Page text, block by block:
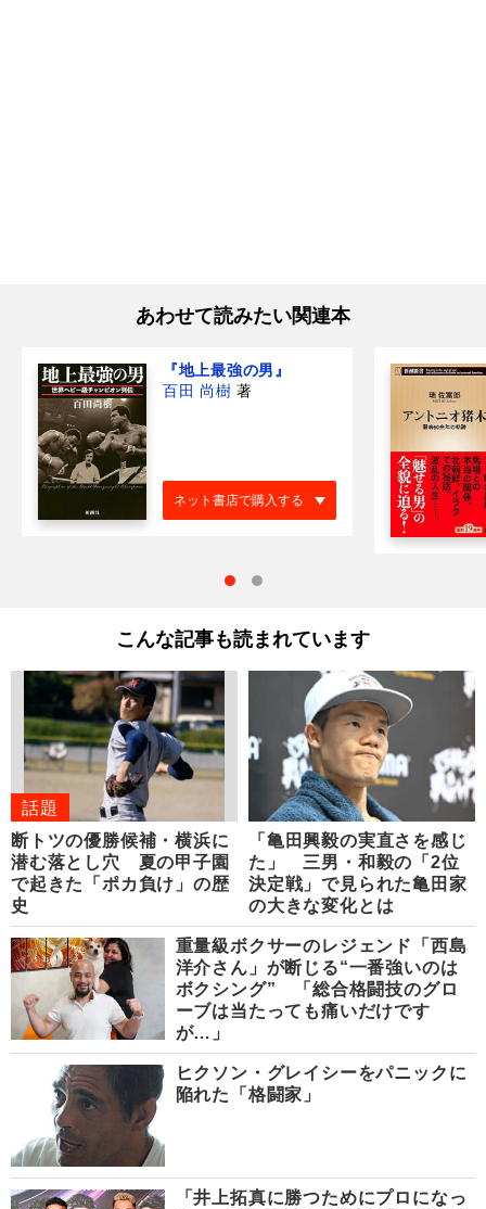
あわせて読みたい関連本
『地上最強の男』
百田 尚樹 著
ネット書店で購入する
こんな記事も読まれています
話題
断トツの優勝候補・横浜に
潜む落とし穴 夏の甲子園
で起きた「ポカ負け」の歴
史
「亀田興毅の実直さを感じ
た」 三男・和毅の「2位
決定戦」で見られた亀田家
の大きな変化とは
重量級ボクサーのレジェンド「西島
洋介さん」が断じる“一番強いのは
ボクシング” 「総合格闘技のグロ
ーブは当たっても痛いだけです
が…」
ヒクソン・グレイシーをパニックに
陥れた「格闘家」
「井上拓真に勝つためにプロになっ